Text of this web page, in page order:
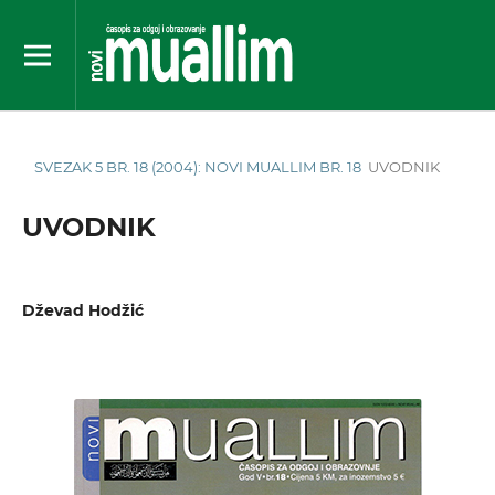
SVEZAK 5 BR. 18 (2004): NOVI MUALLIM BR. 18 UVODNIK
UVODNIK
Dževad Hodžić